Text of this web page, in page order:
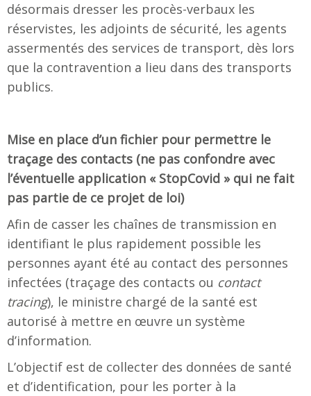
désormais dresser les procès-verbaux les
réservistes, les adjoints de sécurité, les agents
assermentés des services de transport, dès lors
que la contravention a lieu dans des transports
publics.
Mise en place d’un fichier pour permettre le
traçage des contacts (ne pas confondre avec
l’éventuelle application « StopCovid » qui ne fait
pas partie de ce projet de loi)
Afin de casser les chaînes de transmission en
identifiant le plus rapidement possible les
personnes ayant été au contact des personnes
infectées (traçage des contacts ou contact
tracing), le ministre chargé de la santé est
autorisé à mettre en œuvre un système
d’information.
L’objectif est de collecter des données de santé
et d’identification, pour les porter à la